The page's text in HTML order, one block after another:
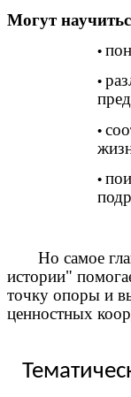
Могут
Но самое
истории"
точку опоры и
ценностных